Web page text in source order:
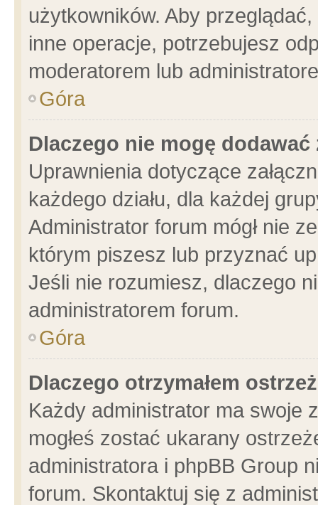
użytkowników. Aby
inne operacje, potrzebujesz
moderatorem lub
Góra
Dlaczego nie mogę dodawać
Uprawnienia dotyczące
każdego działu, dla każdej
Administrator forum mógł nie
którym piszesz lub przyznać
Jeśli nie rozumiesz, dlaczego
administratorem forum.
Góra
Dlaczego otrzymałem
Każdy administrator ma swoje
mogłeś zostać ukarany
administratora i phpBB Group
forum. Skontaktuj się z